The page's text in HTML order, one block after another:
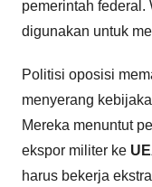
pemerintah federal.
digunakan untuk
Politisi oposisi
menyerang
Mereka menuntut
ekspor militer ke
harus bekerja